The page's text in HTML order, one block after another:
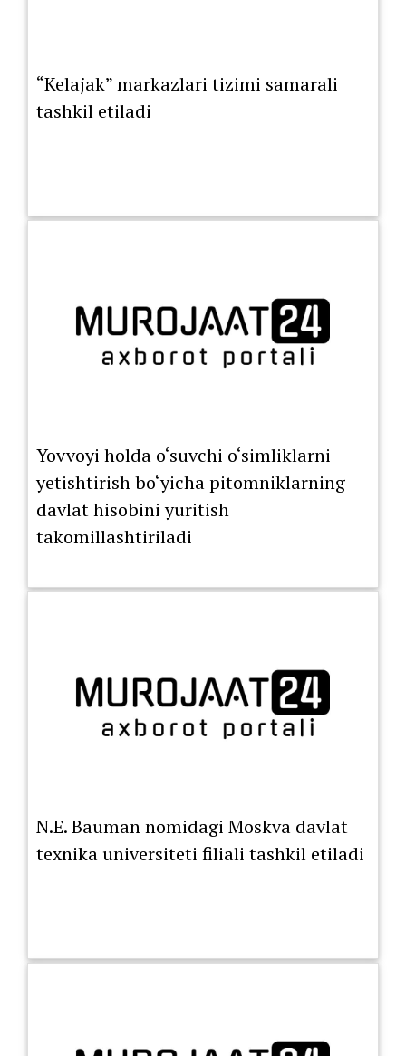
“Kelajak” markazlari tizimi samarali
tashkil etiladi
Yovvoyi holda o‘suvchi o‘simliklarni
yetishtirish bo‘yicha pitomniklarning
davlat hisobini yuritish
takomillashtiriladi
N.E. Bauman nomidagi Moskva davlat
texnika universiteti filiali tashkil etiladi